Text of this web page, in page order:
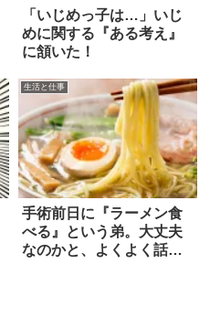
「いじめっ子は…」いじ
めに関する『ある考え』
に頷いた！
生活と仕事
手術前日に『ラーメン食
べる』という弟。大丈夫
なのかと、よくよく話を